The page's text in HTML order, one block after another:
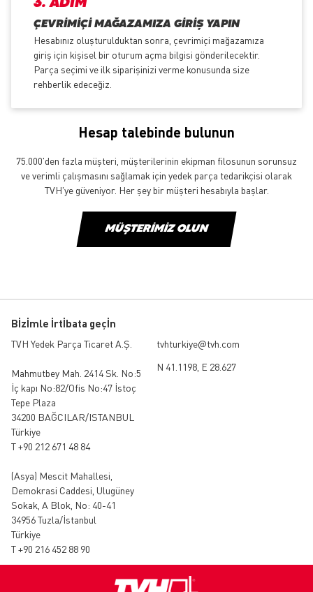
3. ADIM
ÇEVRIMIÇI MAĞAZAMIZA GIRIŞ YAPIN
Hesabınız oluşturulduktan sonra, çevrimiçi mağazamıza
giriş için kişisel bir oturum açma bilgisi gönderilecektir.
Parça seçimi ve ilk siparişinizi verme konusunda size
rehberlik edeceğiz.
Hesap talebinde bulunun
75.000'den fazla müşteri, müşterilerinin ekipman filosunun sorunsuz
ve verimli çalışmasını sağlamak için yedek parça tedarikçisi olarak
TVH'ye güveniyor. Her şey bir müşteri hesabıyla başlar.
MÜŞTERIMIZ OLUN
Bİzİmle İrtİbata geçİn
TVH Yedek Parça Ticaret A.Ş.
Mahmutbey Mah. 2414 Sk. No:5
İç kapı No:82/Ofis No:47 İstoç
Tepe Plaza
34200 BAĞCILAR/ISTANBUL
Türkiye
T +90 212 671 48 84
(Asya) Mescit Mahallesi,
Demokrasi Caddesi, Ulugüney
Sokak, A Blok, No: 40-41
34956 Tuzla/İstanbul
Türkiye
T +90 216 452 88 90
tvhturkiye@tvh.com
N 41.1198, E 28.627